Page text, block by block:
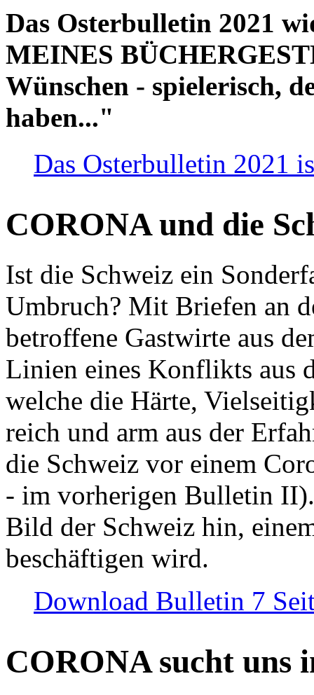
Das Osterbulletin 2021
MEINES
Wünschen - spielerisch,
haben..."
Das Osterbulletin 2021
CORONA und die
Ist die Schweiz ein
Umbruch? Mit Briefen an
betroffene Gastwirte aus
Linien eines Konflikts aus
welche die Härte,
reich und arm aus der
die Schweiz vor einem
- im vorherigen Bulletin
Bild der Schweiz hin,
beschäftigen wird.
Download Bulletin 7
CORONA sucht uns